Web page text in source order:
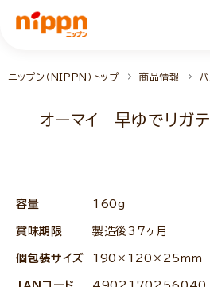
ニップン（NIPPN）トップ 商品情報
オーマイ 早ゆでリガテ
容量 160g
賞味期限 製造後37ヶ月
個包装サイズ 190×120×25mm